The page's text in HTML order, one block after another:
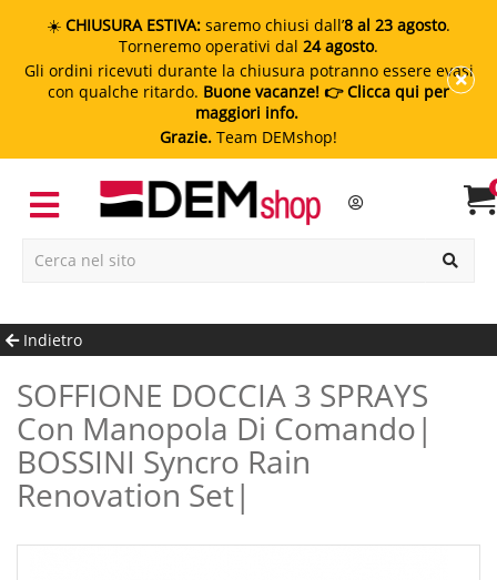
☀️ CHIUSURA ESTIVA: saremo chiusi dall’8 al 23 agosto.
Torneremo operativi dal 24 agosto.
Gli ordini ricevuti durante la chiusura potranno essere evasi
con qualche ritardo. Buone vacanze! 👉 Clicca qui per
maggiori info.
Grazie. Team DEMshop!
Indietro
SOFFIONE DOCCIA 3 SPRAYS
Con Manopola Di Comando|
BOSSINI Syncro Rain
Renovation Set|